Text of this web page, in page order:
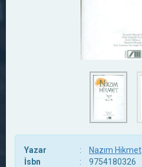
Yazar :
Nazım Hikmet
İsbn
:
9754180326